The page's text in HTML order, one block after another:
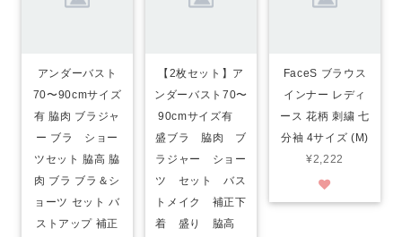
アンダーバスト
70〜90cmサイズ
有 脇肉 ブラジャ
ー ブラ ショー
ツセット 脇高 脇
肉 ブラ ブラ＆シ
ョーツ セット バ
ストアップ 補正
【2枚セット】ア
ンダーバスト70〜
90cmサイズ有
盛ブラ 脇肉 ブ
ラジャー ショー
ツ セット バス
トメイク 補正下
着 盛り 脇高
FaceS ブラウス
インナー レディ
ース 花柄 刺繍 七
分袖 4サイズ (M)
¥2,222